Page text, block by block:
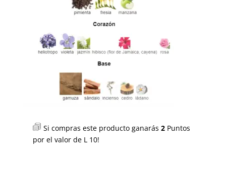
Si compras este producto ganarás 2Puntos
por el valor de L10!